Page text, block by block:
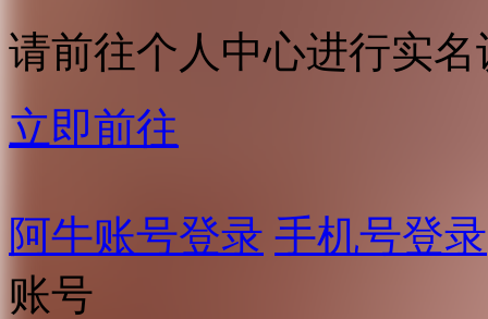
请前往个人中心进行实名
立即前往
阿牛账号登录 手机号登录
账号